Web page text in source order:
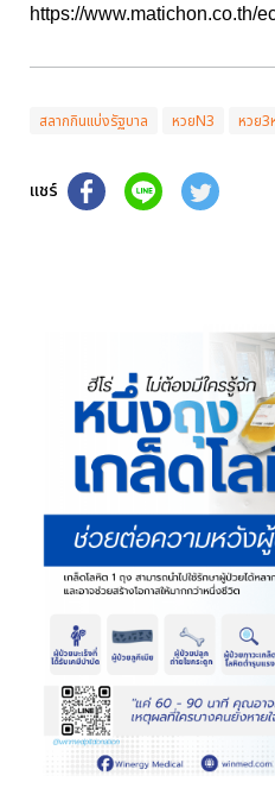
https://www.matichon.co.th/
สลากกินแบ่งรัฐบาล หวยN3 หวย3
แชร์